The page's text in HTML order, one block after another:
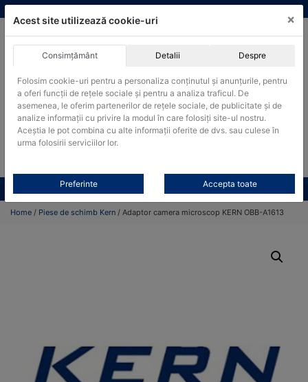
Skip
to
ACHIZITII PUBLICE
Produsele pot fi achizitionate si in sistemul SEAP / SICAP
Products
search
CAUTARE
Toate produsele CONTACT
Home / Piese de schimb Kern / Adaptor camera microscop KERN OBB-A1613
Acest site utilizează cookie-uri ×
Consimțământ Detalii Despre
Folosim cookie-uri pentru a personaliza conținutul și anunțurile, pentru
a oferi funcții de rețele sociale și pentru a analiza traficul. De
asemenea, le oferim partenerilor de rețele sociale, de publicitate și de
analize informații cu privire la modul în care folosiți site-ul nostru.
Aceștia le pot combina cu alte informații oferite de dvs. sau culese în
urma folosirii serviciilor lor.
Preferinte Accepta toate